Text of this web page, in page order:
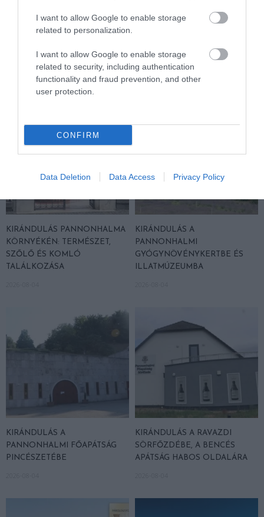
I want to allow Google to enable storage
related to personalization.
I want to allow Google to enable storage
related to security, including authentication
functionality and fraud prevention, and other
user protection.
CONFIRM
Data Deletion Data Access Privacy Policy
A KORALLZÁTONY NEM CSAK
500 EDDIG ISMERETLEN
LAKÓJÁT MUTATTA MEG
2026-08-06
ARBORÉTUMBA
2026-08-04
KIRÁNDULÁS PANNONHALMA
KÖRNYÉKÉN: TERMÉSZET,
SZŐLŐ ÉS KOMLÓ
TALÁLKOZÁSA
KIRÁNDULÁS A
PANNONHALMI
GYÓGYNÖVÉNYKERTBE ÉS
ILLATMÚZEUMBA
KIRÁNDULÁS A
PANNONHALMI FŐAPÁTSÁG
PINCÉSZETÉBE
KIRÁNDULÁS A RAVAZDI
SÖRFŐZDÉBE, A BENCÉS
APÁTSÁG HABOS OLDALÁRA